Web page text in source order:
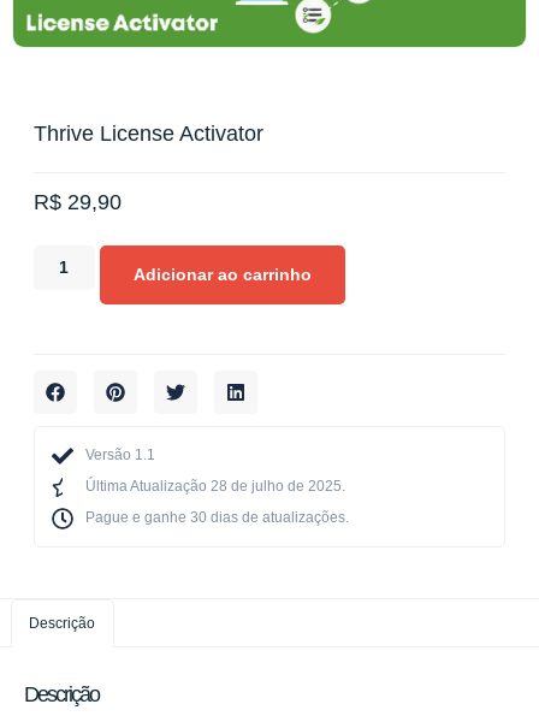
Thrive License Activator
R$ 29,90
Adicionar ao carrinho
Versão 1.1
Última Atualização 28 de julho de 2025.
Pague e ganhe 30 dias de atualizações.​
Descrição
Descrição